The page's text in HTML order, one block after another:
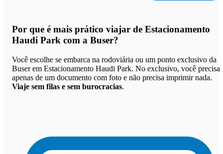
Por que é mais prático viajar de Estacionamento
Haudi Park com a Buser?
Você escolhe se embarca na rodoviária ou um ponto exclusivo da
Buser em Estacionamento Haudi Park. No exclusivo, você precisa
apenas de um documento com foto e não precisa imprimir nada.
Viaje sem filas e sem burocracias.